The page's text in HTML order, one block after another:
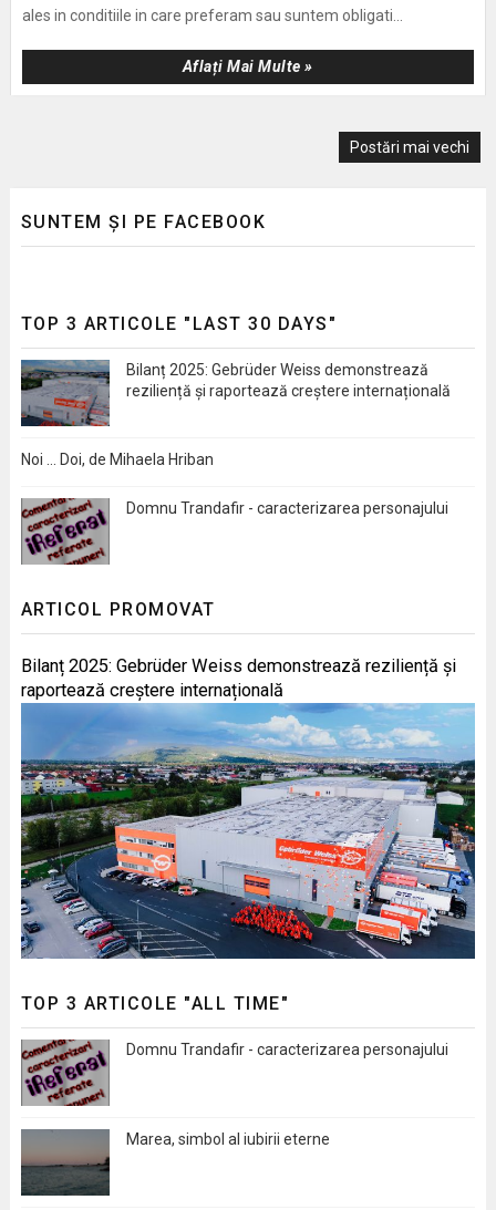
ales in conditiile in care preferam sau suntem obligati...
Aflați Mai Multe »
Postări mai vechi
SUNTEM ȘI PE FACEBOOK
TOP 3 ARTICOLE "LAST 30 DAYS"
Bilanț 2025: Gebrüder Weiss demonstrează
reziliență și raportează creștere internațională
Noi … Doi, de Mihaela Hriban
Domnu Trandafir - caracterizarea personajului
ARTICOL PROMOVAT
Bilanț 2025: Gebrüder Weiss demonstrează reziliență și
raportează creștere internațională
TOP 3 ARTICOLE "ALL TIME"
Domnu Trandafir - caracterizarea personajului
Marea, simbol al iubirii eterne